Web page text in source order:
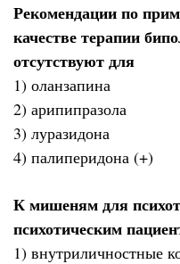
Рекомендации по
качестве терапии
отсутствуют для
1) оланзапина
2) арипипразола
3) луразидона
4) палиперидона (+)
К мишеням для
психотическим
1) внутриличностные